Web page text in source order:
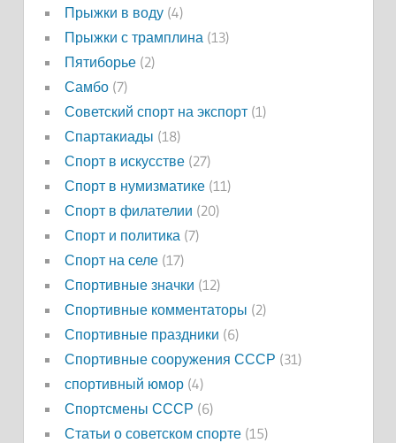
Прыжки в воду(4)
Прыжки с трамплина (13)
Пятиборье(2)
Самбо(7)
Советский спорт на экспорт(1)
Спартакиады (18)
Спорт в искусстве(27)
Спорт в нумизматике(11)
Спорт в филателии (20)
Спорт и политика (7)
Спорт на селе(17)
Спортивные значки (12)
Спортивные комментаторы (2)
Спортивные праздники (6)
Спортивные сооружения СССР (31)
спортивный юмор(4)
Спортсмены СССР (6)
Статьи о советском спорте(15)